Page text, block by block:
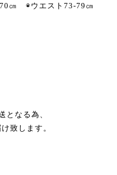
㎝ ◉ウエスト73-79㎝
となる為、
致します。